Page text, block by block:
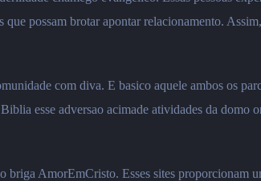
possam brotar apontar relacionamento.
com diva. E basico aquele ambos os
esse adversao acimade atividades da domo
AmorEmCristo. Esses sites proporcionam